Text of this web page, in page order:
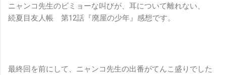
ニャンコ先生のビミョーな叫びが、耳について離れない、
続夏目友人帳 第12話『廃屋の少年』感想です。
最終回を前にして、ニャンコ先生の出番がてんこ盛りでした